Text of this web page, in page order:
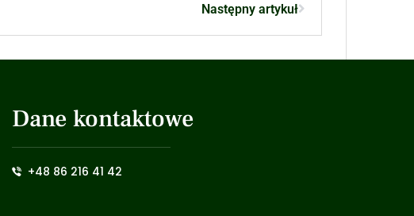
Następny artykuł
Dane kontaktowe
+48 86 216 41 42